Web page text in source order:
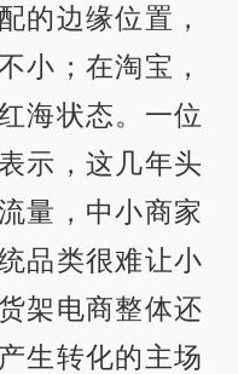
的边缘位置，
小；在淘宝，
海状态。一位
示，这几年头
量，中小商家
品类很难让小
架电商整体还
生转化的主场